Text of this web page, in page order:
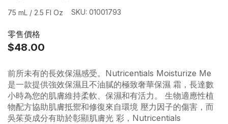
75 mL / 2.5 Fl Oz SKU: 01001793
零售價格
$48.00
前所未有的長效保濕感受。Nutricentials Moisturize Me
是一款提供強效保濕且不油膩的極致奢華保濕 霜，長達數
小時為您的肌膚維持柔軟、保濕和有活力。 生物適應性植
物配方協助肌膚抵禦和修復來自環境 壓力因子的傷害，而
吳茱萸成分有助於彰顯肌膚光 彩，Nutricentials